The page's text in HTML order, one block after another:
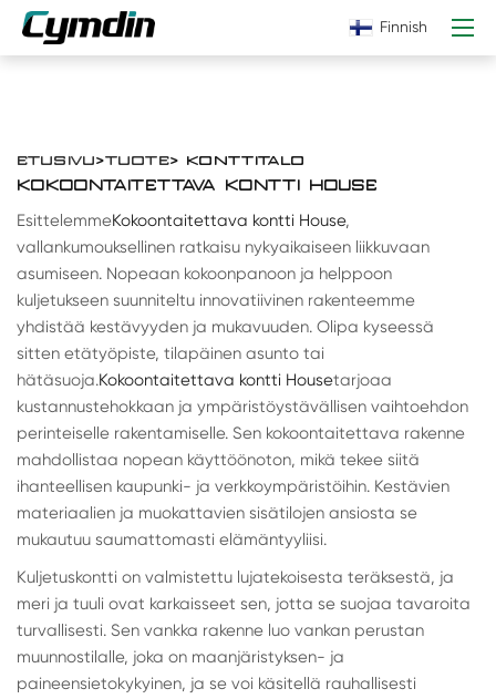
Finnish
ETUSIVU>TUOTE> KONTTITALO
KOKOONTAITETTAVA KONTTI HOUSE
EsittelemmeKokoontaitettava kontti House,
vallankumouksellinen ratkaisu nykyaikaiseen liikkuvaan
asumiseen. Nopeaan kokoonpanoon ja helppoon
kuljetukseen suunniteltu innovatiivinen rakenteemme
yhdistää kestävyyden ja mukavuuden. Olipa kyseessä
sitten etätyöpiste, tilapäinen asunto tai
hätäsuoja.Kokoontaitettava kontti Housetarjoaa
kustannustehokkaan ja ympäristöystävällisen vaihtoehdon
perinteiselle rakentamiselle. Sen kokoontaitettava rakenne
mahdollistaa nopean käyttöönoton, mikä tekee siitä
ihanteellisen kaupunki- ja verkkoympäristöihin. Kestävien
materiaalien ja muokattavien sisätilojen ansiosta se
mukautuu saumattomasti elämäntyyliisi.
Kuljetuskontti on valmistettu lujatekoisesta teräksestä, ja
meri ja tuuli ovat karkaisseet sen, jotta se suojaa tavaroita
turvallisesti. Sen vankka rakenne luo vankan perustan
muunnostilalle, joka on maanjäristyksen- ja
paineensietokykyinen, ja se voi käsitellä rauhallisesti